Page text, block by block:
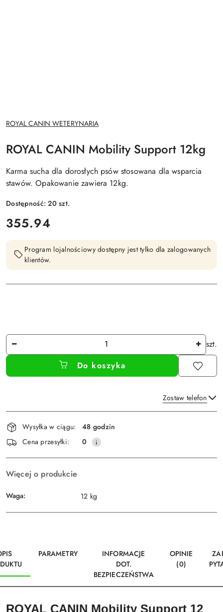
NAZWA
PRODUCENTA:
ROYAL CANIN WETERYNARIA
ROYAL CANIN Mobility Support 12kg
Karma sucha dla dorosłych psów stosowana dla wsparcia
stawów. Opakowanie zawiera 12kg.
Dostępność:20szt.
cena:
355.94
Program lojalnościowy dostępny jest tylko dla zalogowanych
klientów.
Ilość
szt.
Do koszyka
Zostaw telefon
Wyślij
Dostępność
i
dostawa
Wysyłka w ciągu:
48 godzin
Cena przesyłki:
0
Więcej o produkcie
Waga: 12 kg
PARAMETRY
INFORMACJE
DOT.
BEZPIECZEŃSTWA
OPINIE
(0)
ROYAL CANIN Mobility Support 12